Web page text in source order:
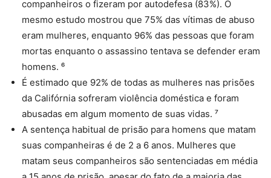
companheiros o fizeram por autodefesa (83%). O
mesmo estudo mostrou que 75% das vítimas de abuso
eram mulheres, enquanto 96% das pessoas que foram
mortas enquanto o assassino tentava se defender eram
homens. ⁶
É estimado que 92% de todas as mulheres nas prisões
da Califórnia sofreram violência doméstica e foram
abusadas em algum momento de suas vidas. ⁷
A sentença habitual de prisão para homens que matam
suas companheiras é de 2 a 6 anos. Mulheres que
matam seus companheiros são sentenciadas em média